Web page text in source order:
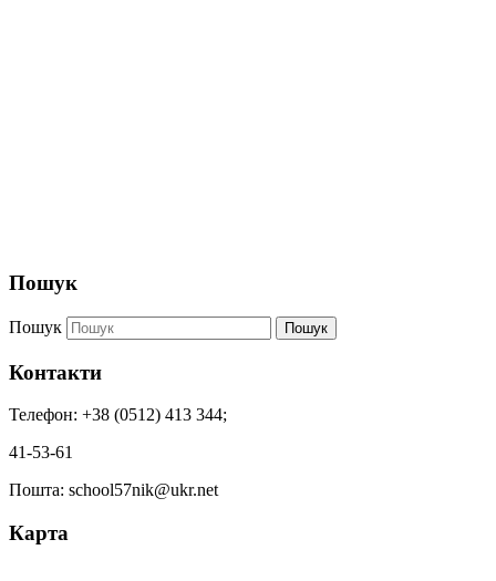
Пошук
Пошук Пошук
Контакти
Телефон: +38 (0512) 413 344;
41-53-61
Пошта: school57nik@ukr.net
Карта